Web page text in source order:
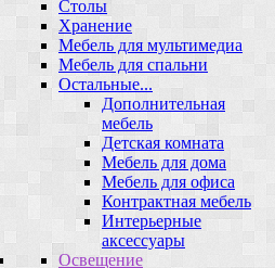
Столы
Хранение
Мебель для мультимедиа
Мебель для спальни
Остальные...
Дополнительная
мебель
Детская комната
Мебель для дома
Мебель для офиса
Контрактная мебель
Интерьерные
аксессуары
Освещение